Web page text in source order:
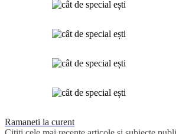
Ramaneti la curent